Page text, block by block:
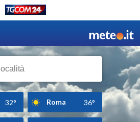
32° Roma 36°